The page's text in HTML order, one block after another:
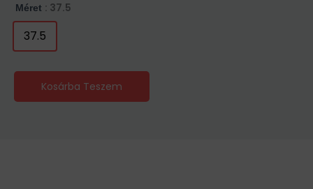
Méret : 37.5
37.5
Kosárba Teszem